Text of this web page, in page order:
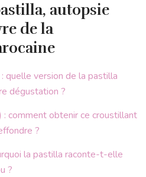
autopsie
de la
quelle version de la pastilla
dégustation ?
: comment obtenir ce croustillant
?
la pastilla raconte-t-elle
?